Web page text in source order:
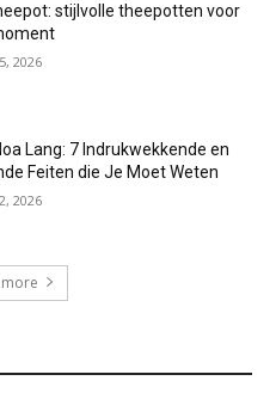
stijlvolle theepotten voor
2026
Lang: 7 Indrukwekkende en
Feiten die Je Moet Weten
2026